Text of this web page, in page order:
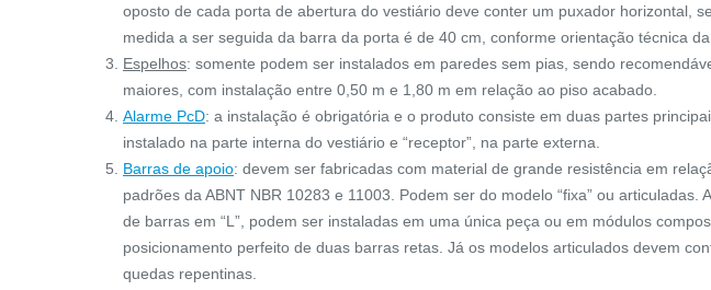
oposto de cada porta de abertura do vestiário deve conter um puxador horizontal,
medida a ser seguida da barra da porta é de 40 cm, conforme orientação técnica da
Espelhos: somente podem ser instalados em paredes sem pias, sendo
maiores, com instalação entre 0,50 m e 1,80 m em relação ao piso acabado.
Alarme PcD: a instalação é obrigatória e o produto consiste em duas partes
instalado na parte interna do vestiário e “receptor”, na parte externa.
Barras de apoio: devem ser fabricadas com material de grande resistência em
padrões da ABNT NBR 10283 e 11003. Podem ser do modelo “fixa” ou articuladas.
de barras em “L”, podem ser instaladas em uma única peça ou em módulos
posicionamento perfeito de duas barras retas. Já os modelos articulados devem
quedas repentinas.